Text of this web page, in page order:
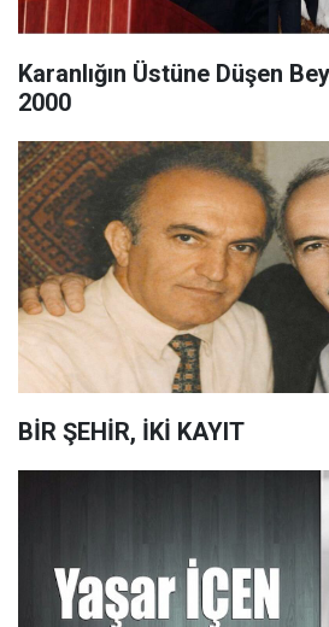
Karanlığın Üstüne Düşen
2000
BİR ŞEHİR, İKİ KAYIT